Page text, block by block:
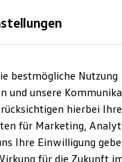
bestmögliche Nutzung
und unsere
hierbei Ihre
für Marketing,
Ihre Einwilligung
für die Zukunft